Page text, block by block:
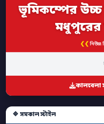
ভূমিকম্পের উচ্চ
❮❮ নিউজ
কালবেলা
🔷 সমকাল স্টাইল